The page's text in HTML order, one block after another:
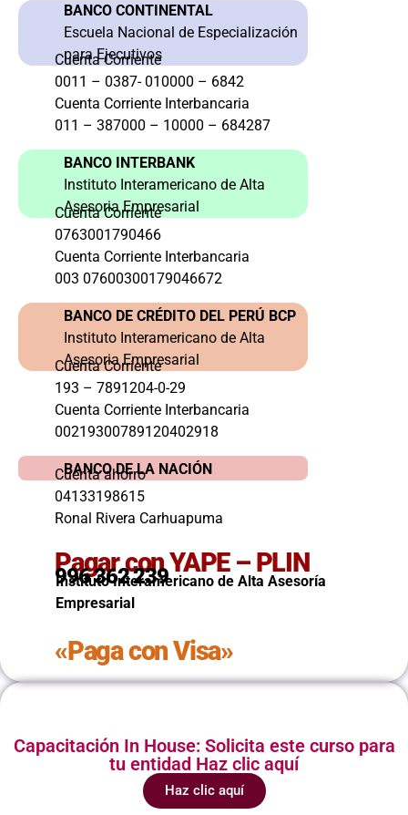
BANCO CONTINENTAL
Escuela Nacional de Especialización
para Ejecutivos
Cuenta Corriente
0011 – 0387- 010000 – 6842
Cuenta Corriente Interbancaria
011 – 387000 – 10000 – 684287
BANCO INTERBANK
Instituto Interamericano de Alta
Asesoria Empresarial
Cuenta Corriente
0763001790466
Cuenta Corriente Interbancaria
003 07600300179046672
BANCO DE CRÉDITO DEL PERÚ BCP
Instituto Interamericano de Alta
Asesoria Empresarial
Cuenta Corriente
193 – 7891204-0-29
Cuenta Corriente Interbancaria
00219300789120402918
BANCO DE LA NACIÓN
Cuenta ahorro
04133198615
Ronal Rivera Carhuapuma
Pagar con YAPE – PLIN
996 362 239
Instituto Interamericano de Alta Asesoría
Empresarial
«Paga con Visa»
Capacitación In House: Solicita este curso para
tu entidad Haz clic aquí
Haz clic aquí